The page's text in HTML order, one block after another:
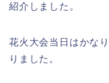
紹介しました。
花火大会当日はかな
りました。